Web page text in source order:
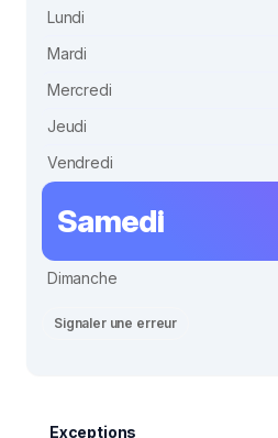
Lundi
Mardi
Mercredi
Jeudi
Vendredi
Samedi
Dimanche
Signaler une erreur
Exceptions